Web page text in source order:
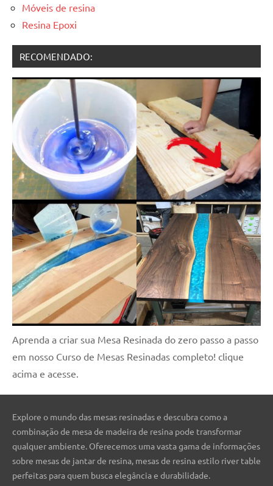
Móveis de resina
Resina Epoxi
RECOMENDADO:
Aprenda a criar sua Mesa Resinada do zero passo a passo
em nosso Curso de Mesas Resinadas completo! clique
acima e acesse.
Explore o mundo das mesas resinadas e descubra como a
combinação de mesa de madeira de resina pode transformar
qualquer ambiente. Oferecemos uma vasta gama de informações
sobre mesas de jantar de resina, mesas de resina estilo river table
perfeitas para quem busca elegância e durabilidade.